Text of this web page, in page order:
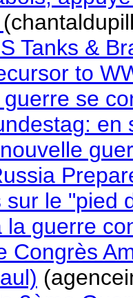
Tanks &
to
guerre se
en
sur le "pied
la guerre
Congrès